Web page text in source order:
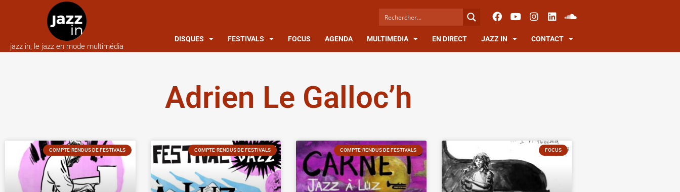
jazz in, le jazz en mode multimédia
DISQUES FESTIVALS FOCUS AGENDA MULTIMEDIA EN DIRECT JAZZ IN CONTACT
Adrien Le Galloc’h
COMPTE-RENDUS DE FESTIVALS COMPTE-RENDUS DE FESTIVALS COMPTE-RENDUS DE FESTIVALS FOCUS